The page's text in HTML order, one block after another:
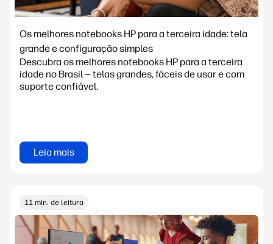
Os melhores notebooks HP para a terceira idade: tela
grande e configuração simples
Descubra os melhores notebooks HP para a terceira
idade no Brasil — telas grandes, fáceis de usar e com
suporte confiável.
Leia mais
11 min. de leitura